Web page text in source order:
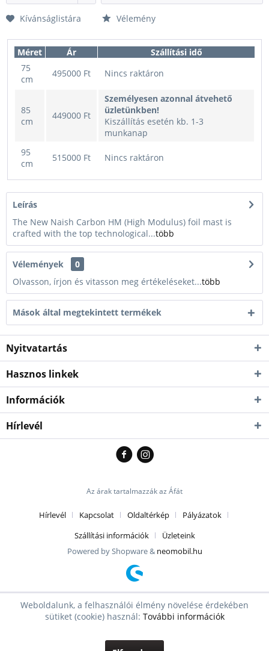
Kívánságlistára Vélemény
Méret Ár
Szállítási idő
75
cm
495000 Ft Nincs raktáron
85
cm
449000 Ft
Személyesen azonnal átvehető
üzletünkben!
Kiszállítás esetén kb. 1-3
munkanap
95
cm
515000 Ft Nincs raktáron
Leírás
The New Naish Carbon HM (High Modulus) foil mast is
crafted with the top technological...több
Vélemények
0
Olvasson, írjon és vitasson meg értékeléseket...több
Mások által megtekintett termékek
Nyitvatartás
Hasznos linkek
Információk
Hírlevél
Az árak tartalmazzák az Áfát
Hírlevél Kapcsolat Oldaltérkép
Pályázatok
Szállítási információk
Üzleteink
Powered by Shopware & neomobil.hu
Weboldalunk, a felhasználói élmény növelése érdekében
sütiket (cookie) használ: További információk